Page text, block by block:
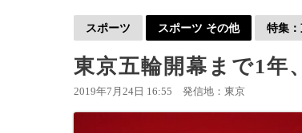
スポーツ スポーツ その他 特集
東京五輪開幕まで1年
2019年7月24日 16:55 発信地：東京